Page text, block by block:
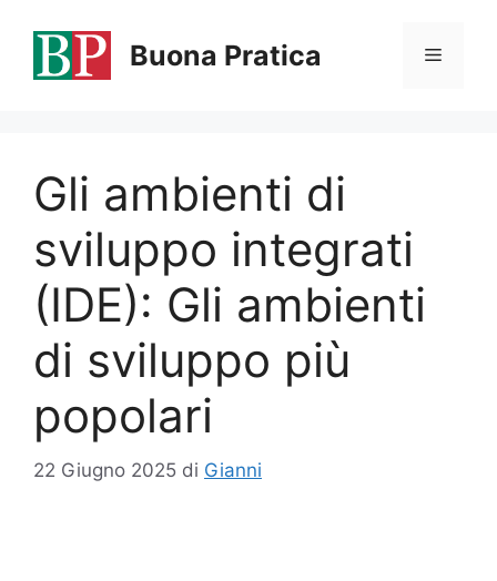
contenuto
Buona Pratica Menu
Gli ambienti di
sviluppo integrati
(IDE): Gli ambienti
di sviluppo più
popolari
22 Giugno 2025 di Gianni